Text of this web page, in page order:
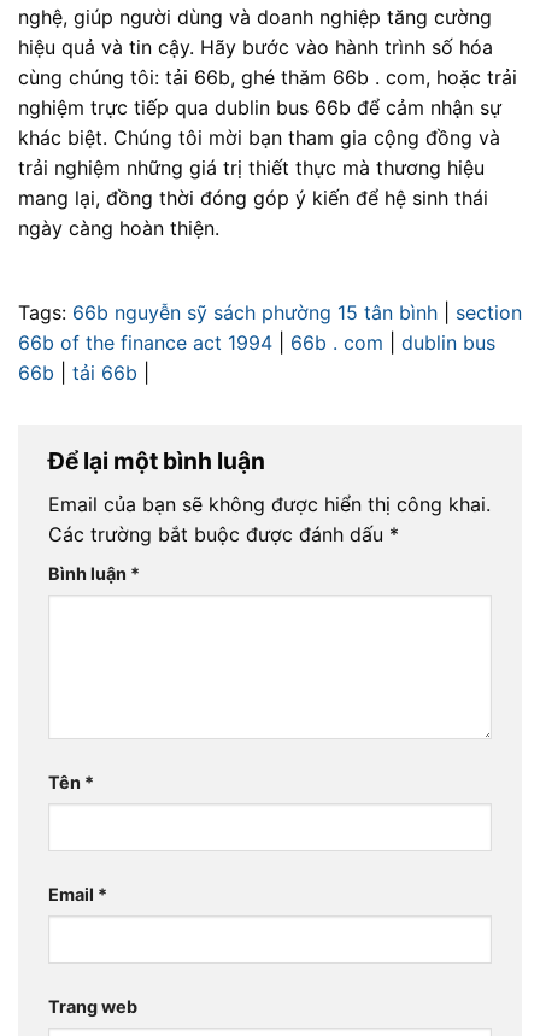
nghệ, giúp người dùng và doanh nghiệp tăng cường
hiệu quả và tin cậy. Hãy bước vào hành trình số hóa
cùng chúng tôi: tải 66b, ghé thăm 66b . com, hoặc trải
nghiệm trực tiếp qua dublin bus 66b để cảm nhận sự
khác biệt. Chúng tôi mời bạn tham gia cộng đồng và
trải nghiệm những giá trị thiết thực mà thương hiệu
mang lại, đồng thời đóng góp ý kiến để hệ sinh thái
ngày càng hoàn thiện.
Tags: 66b nguyễn sỹ sách phường 15 tân bình
section
66b of the finance act 1994
66b . com
dublin bus
66b
tải 66b
Để lại một bình luận
Email của bạn sẽ không được hiển thị công khai.
Các trường bắt buộc được đánh dấu *
Bình luận *
Tên *
Email *
Trang web